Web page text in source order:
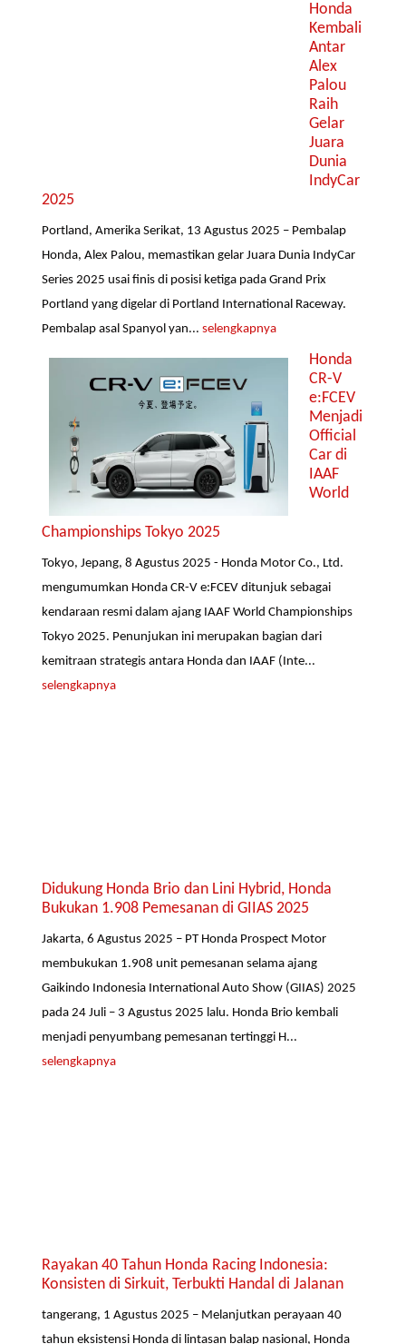
Honda
Kembali
Antar
Alex
Palou
Raih
Gelar
Juara
Dunia
IndyCar
2025
Portland, Amerika Serikat, 13 Agustus 2025 – Pembalap
Honda, Alex Palou, memastikan gelar Juara Dunia IndyCar
Series 2025 usai finis di posisi ketiga pada Grand Prix
Portland yang digelar di Portland International Raceway.
Pembalap asal Spanyol yan...selengkapnya
Honda
CR-V
e:FCEV
Menjadi
Official
Car di
IAAF
World
Championships Tokyo 2025
Tokyo, Jepang, 8 Agustus 2025 - Honda Motor Co., Ltd.
mengumumkan Honda CR-V e:FCEV ditunjuk sebagai
kendaraan resmi dalam ajang IAAF World Championships
Tokyo 2025. Penunjukan ini merupakan bagian dari
kemitraan strategis antara Honda dan IAAF (Inte...
selengkapnya
Didukung Honda Brio dan Lini Hybrid, Honda
Bukukan 1.908 Pemesanan di GIIAS 2025
Jakarta, 6 Agustus 2025 – PT Honda Prospect Motor
membukukan 1.908 unit pemesanan selama ajang
Gaikindo Indonesia International Auto Show (GIIAS) 2025
pada 24 Juli – 3 Agustus 2025 lalu. Honda Brio kembali
menjadi penyumbang pemesanan tertinggi H...
selengkapnya
Rayakan 40 Tahun Honda Racing Indonesia:
Konsisten di Sirkuit, Terbukti Handal di Jalanan
tangerang, 1 Agustus 2025 – Melanjutkan perayaan 40
tahun eksistensi Honda di lintasan balap nasional, Honda